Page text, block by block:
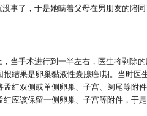
事了，于是她瞒着父母在男朋友的陪
当手术进行到一半左右，医生将剥除
结果是卵巢黏液性囊腺癌Ⅰ期。当时医
红双侧或单侧卵巢、子宫、阑尾等附
应该保留一侧卵巢、子宫等附件，于